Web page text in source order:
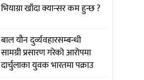
भियाग्रा खाँदा क्यान्सर कम हुन्छ ?
बाल यौन दुर्व्यवहारसम्बन्धी
सामग्री प्रसारण गरेको आरोपमा
दार्चुलाका युवक भारतमा पक्राउ